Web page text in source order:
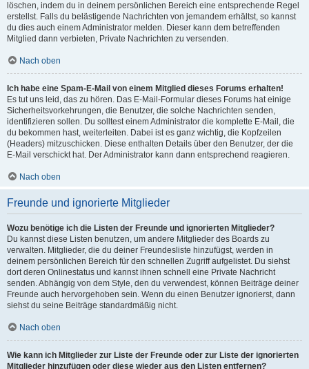
löschen, indem du in deinem persönlichen Bereich eine entsprechende Regel
erstellst. Falls du belästigende Nachrichten von jemandem erhältst, so kannst
du dies auch einem Administrator melden. Dieser kann dem betreffenden
Mitglied dann verbieten, Private Nachrichten zu versenden.
Nach oben
Ich habe eine Spam-E-Mail von einem Mitglied dieses Forums erhalten!
Es tut uns leid, das zu hören. Das E-Mail-Formular dieses Forums hat einige
Sicherheitsvorkehrungen, die Benutzer, die solche Nachrichten senden,
identifizieren sollen. Du solltest einem Administrator die komplette E-Mail, die
du bekommen hast, weiterleiten. Dabei ist es ganz wichtig, die Kopfzeilen
(Headers) mitzuschicken. Diese enthalten Details über den Benutzer, der die
E-Mail verschickt hat. Der Administrator kann dann entsprechend reagieren.
Nach oben
Freunde und ignorierte Mitglieder
Wozu benötige ich die Listen der Freunde und ignorierten Mitglieder?
Du kannst diese Listen benutzen, um andere Mitglieder des Boards zu
verwalten. Mitglieder, die du deiner Freundesliste hinzufügst, werden in
deinem persönlichen Bereich für den schnellen Zugriff aufgelistet. Du siehst
dort deren Onlinestatus und kannst ihnen schnell eine Private Nachricht
senden. Abhängig von dem Style, den du verwendest, können Beiträge deiner
Freunde auch hervorgehoben sein. Wenn du einen Benutzer ignorierst, dann
siehst du seine Beiträge standardmäßig nicht.
Nach oben
Wie kann ich Mitglieder zur Liste der Freunde oder zur Liste der ignorierten
Mitglieder hinzufügen oder diese wieder aus den Listen entfernen?